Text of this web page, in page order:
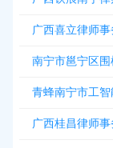
广西喜立律师事
南宁市邕宁区
青蜂南宁市工智
广西桂昌律师事